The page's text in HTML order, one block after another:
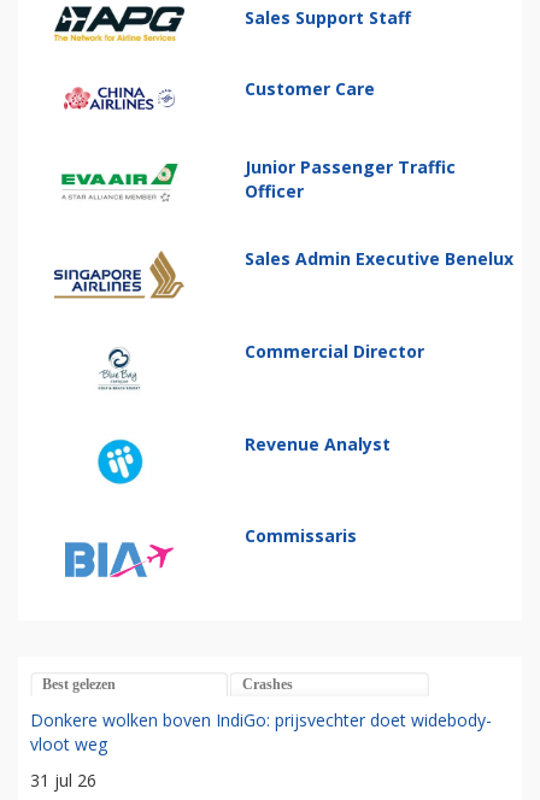
Sales Support Staff
Customer Care
Junior Passenger Traffic
Officer
Sales Admin Executive Benelux
Commercial Director
Revenue Analyst
Commissaris
Best gelezen Crashes
Donkere wolken boven IndiGo: prijsvechter doet widebody-
vloot weg
31 jul 26